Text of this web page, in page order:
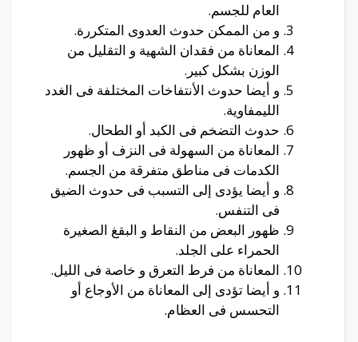
العام للجسم.
و من الممكن حدوث العدوى المتكررة.
المعاناة من فقدان الشهية و التقليل من
الوزن بشكل كبير.
و أيضا حدوث الأنتفاخات المختلفة فى الغدد
الليمفاوية.
حدوث التضخم فى الكبد أو الطحال.
المعاناة من السهولة فى النزف أو ظهور
الكدمات فى مناطق متفرقة من الجسم.
و أيضا يؤدى إلى التسبب فى حدوث الضيق
فى التنفس.
ظهور البعض من النقاط و البقغ الصغيرة
الحمراء على الجلد.
المعاناة من فرط التعرق و خاصة فى الليل.
و أيضا تؤدى إلى المعاناة من الأوجاع أو
التحسس فى العظام.